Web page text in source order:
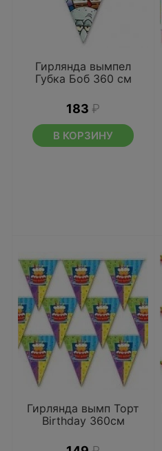
Гирлянда вымпел
Губка Боб 360 см
183 ₽
В КОРЗИНУ
Гирлянда вымп Торт
Birthday 360см